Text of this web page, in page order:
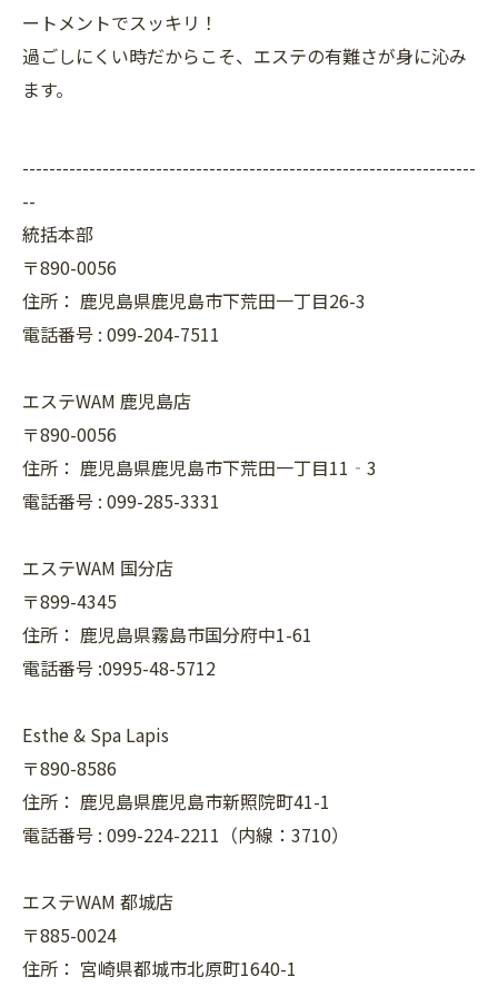
ートメントでスッキリ！
過ごしにくい時だからこそ、エステの有難さが身に沁み
ます。
--------------------------------------------------------------------
--
統括本部
〒890-0056
住所： 鹿児島県鹿児島市下荒田一丁目26-3
電話番号 : 099-204-7511
エステWAM 鹿児島店
〒890-0056
住所： 鹿児島県鹿児島市下荒田一丁目11‐3
電話番号 : 099-285-3331
エステWAM 国分店
〒899-4345
住所： 鹿児島県霧島市国分府中1-61
電話番号 :0995-48-5712
Esthe & Spa Lapis
〒890-8586
住所： 鹿児島県鹿児島市新照院町41-1
電話番号 : 099-224-2211（内線：3710）
エステWAM 都城店
〒885-0024
住所： 宮崎県都城市北原町1640-1